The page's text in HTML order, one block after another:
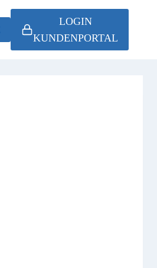
LOGIN
KUNDENPORTAL